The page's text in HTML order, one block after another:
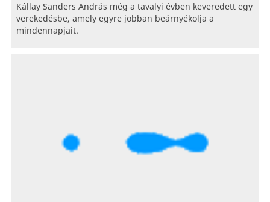
Kállay Sanders András még a tavalyi évben keveredett egy
verekedésbe, amely egyre jobban beárnyékolja a
mindennapjait.